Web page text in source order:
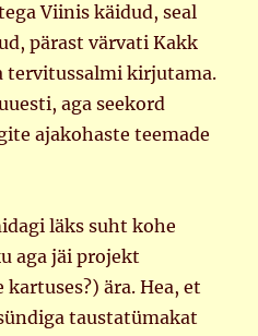
Viinis käidud, seal
pärast värvati Kakk
tervitussalmi kirjutama.
aga seekord
ajakohaste teemade
läks suht kohe
aga jäi projekt
ära. Hea, et
taustatümakat